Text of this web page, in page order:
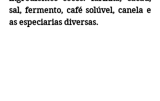
sal, fermento, café solúvel, canela e
as especiarias diversas.